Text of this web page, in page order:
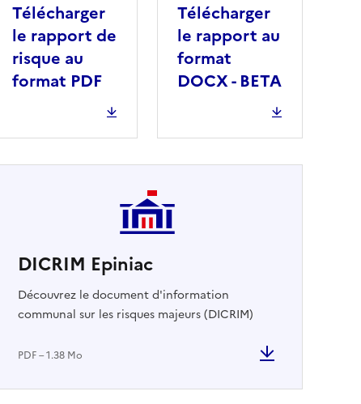
Télécharger
le rapport de
risque au
format PDF
Télécharger
le rapport au
format
DOCX - BETA
DICRIM Epiniac
PDF – 1.38 Mo
Découvrez le document d'information
communal sur les risques majeurs (DICRIM)